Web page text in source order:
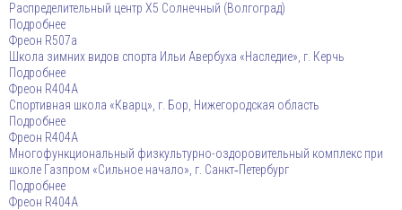
Распределительный центр X5 Солнечный (Волгоград)
Подробнее
Фреон R507a
Школа зимних видов спорта Ильи Авербуха «Наследие», г. Керчь
Подробнее
Фреон R404A
Спортивная школа «Кварц», г. Бор, Нижегородская область
Подробнее
Фреон R404A
Многофункциональный физкультурно-оздоровительный комплекс при
школе Газпром «Сильное начало», г. Санкт‑Петербург
Подробнее
Фреон R404A